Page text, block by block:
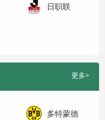
日职联
更多>
多特蒙德